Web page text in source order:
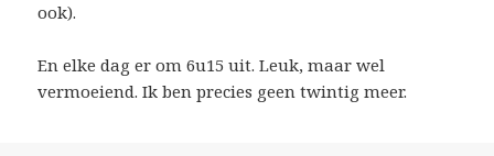
ook).
En elke dag er om 6u15 uit. Leuk, maar wel
vermoeiend. Ik ben precies geen twintig meer.